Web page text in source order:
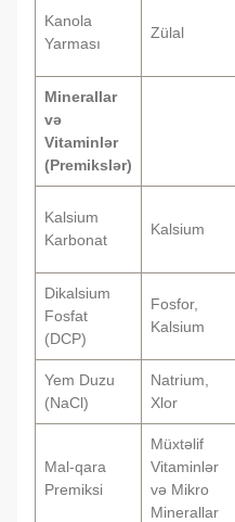
Kanola
Yarması
Zülal
Minerallar
və
Vitaminlər
(Premikslər)
Kalsium
Karbonat
Kalsium
Dikalsium
Fosfat
(DCP)
Fosfor,
Kalsium
Yem Duzu
(NaCl)
Natrium,
Xlor
Mal-qara
Premiksi
Müxtəlif
Vitaminlər
və Mikro
Minerallar